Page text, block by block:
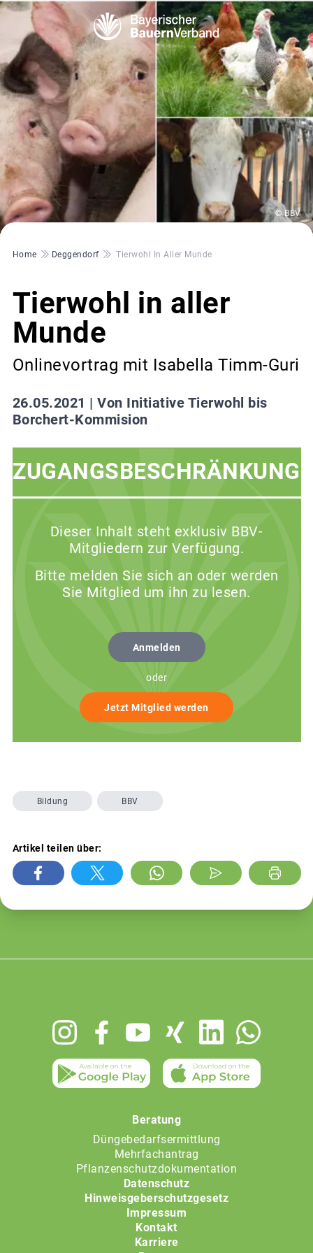
© BBV
Pfadnavigation
Home Deggendorf Tierwohl In Aller Munde
Tierwohl in aller
Munde
Onlinevortrag mit Isabella Timm-Guri
26.05.2021 | Von Initiative Tierwohl bis
Borchert-Kommision
ZUGANGSBESCHRÄNKUNG
Dieser Inhalt steht exklusiv BBV-
Mitgliedern zur Verfügung.
Bitte melden Sie sich an oder werden
Sie Mitglied um ihn zu lesen.
Anmelden
oder
Jetzt Mitglied werden
Bildung BBV
Artikel teilen über:
Beratung
Düngebedarfsermittlung
Mehrfachantrag
Pflanzenschutzdokumentation
Datenschutz
Hinweisgeberschutzgesetz
Impressum
Kontakt
Karriere